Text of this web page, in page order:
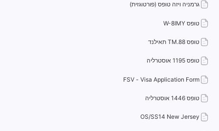
גרמניה ויזה טופס (פורטוגזית)
טופס W-8IMY
טופס TM.88 תאילנד
טופס 1195 אוסטרליה
FSV - Visa Application Form
טופס 1446 אוסטרליה
OS/SS14 New Jersey